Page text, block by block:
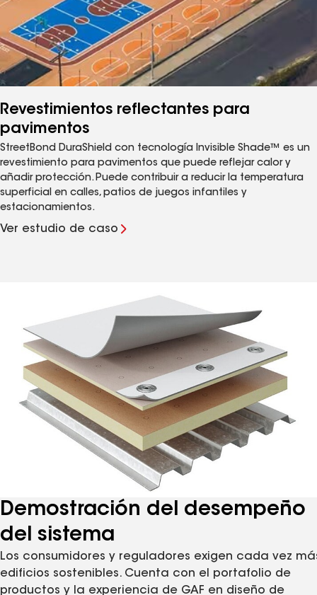
Revestimientos reflectantes para
pavimentos
StreetBond DuraShield con tecnología Invisible Shade™ es un
revestimiento para pavimentos que puede reflejar calor y
añadir protección. Puede contribuir a reducir la temperatura
superficial en calles, patios de juegos infantiles y
estacionamientos.
Ver estudio de caso
Demostración del desempeño
del sistema
Los consumidores y reguladores exigen cada vez
edificios sostenibles. Cuenta con el portafolio de
productos y la experiencia de GAF en diseño de